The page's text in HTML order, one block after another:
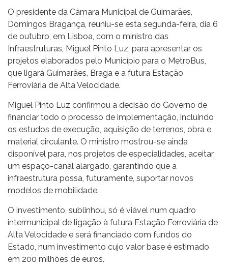
O presidente da Câmara Municipal de Guimarães,
Domingos Bragança, reuniu-se esta segunda-feira, dia 6
de outubro, em Lisboa, com o ministro das
Infraestruturas, Miguel Pinto Luz, para apresentar os
projetos elaborados pelo Município para o MetroBus,
que ligará Guimarães, Braga e a futura Estação
Ferroviária de Alta Velocidade.
Miguel Pinto Luz confirmou a decisão do Governo de
financiar todo o processo de implementação, incluindo
os estudos de execução, aquisição de terrenos, obra e
material circulante. O ministro mostrou-se ainda
disponível para, nos projetos de especialidades, aceitar
um espaço-canal alargado, garantindo que a
infraestrutura possa, futuramente, suportar novos
modelos de mobilidade.
O investimento, sublinhou, só é viável num quadro
intermunicipal de ligação à futura Estação Ferroviária de
Alta Velocidade e será financiado com fundos do
Estado, num investimento cujo valor base é estimado
em 200 milhões de euros.